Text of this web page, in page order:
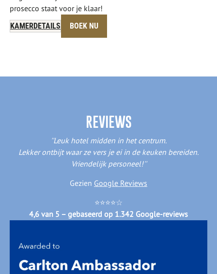
prosecco staat voor je klaar!
KAMERDETAILS BOEK NU
REVIEWS
''Leuk hotel midden in het centrum.
Lekker ontbijt waar ze vers je ei in de keuken bereiden.
Vriendelijk personeel!''
Gezien Google Reviews
⭐️⭐️⭐️⭐️☆
4,6 van 5 – gebaseerd op 1.342 Google-reviews